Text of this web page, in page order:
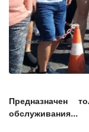
Предназначен
обслуживания...